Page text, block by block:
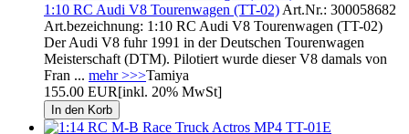
1:10 RC Audi V8 Tourenwagen (TT-02) Art.Nr.: 300058682
Art.bezeichnung: 1:10 RC Audi V8 Tourenwagen (TT-02)
Der Audi V8 fuhr 1991 in der Deutschen Tourenwagen
Meisterschaft (DTM). Pilotiert wurde dieser V8 damals von
Fran ... mehr >>>Tamiya
155.00 EUR[inkl. 20% MwSt]